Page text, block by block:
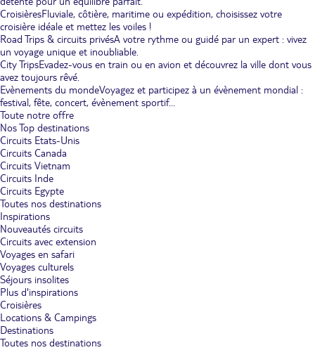
CroisièresFluviale, côtière, maritime ou expédition, choisissez votre
croisière idéale et mettez les voiles !
Road Trips & circuits privésA votre rythme ou guidé par un expert : vivez
un voyage unique et inoubliable.
City TripsEvadez-vous en train ou en avion et découvrez la ville dont vous
avez toujours rêvé.
Evènements du mondeVoyagez et participez à un évènement mondial :
festival, fête, concert, évènement sportif...
Toute notre offre
Nos Top destinations
Circuits Etats-Unis
Circuits Canada
Circuits Vietnam
Circuits Inde
Circuits Egypte
Toutes nos destinations
Inspirations
Nouveautés circuits
Circuits avec extension
Voyages en safari
Voyages culturels
Séjours insolites
Plus d'inspirations
Croisières
Locations & Campings
Destinations
Toutes nos destinations